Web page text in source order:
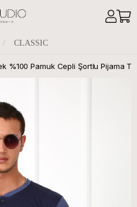
/ CLASSIC